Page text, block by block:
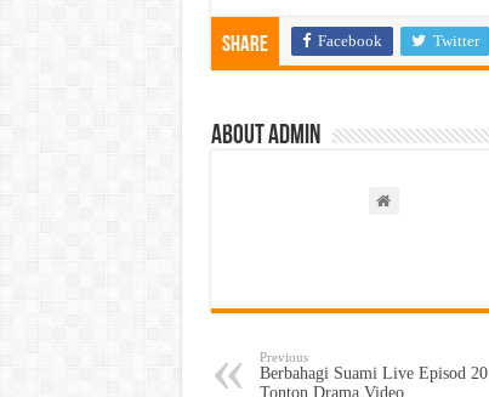
Share Facebook Twitter
About admin
Previous
Berbahagi Suami Live Episod 20
Tonton Drama Video